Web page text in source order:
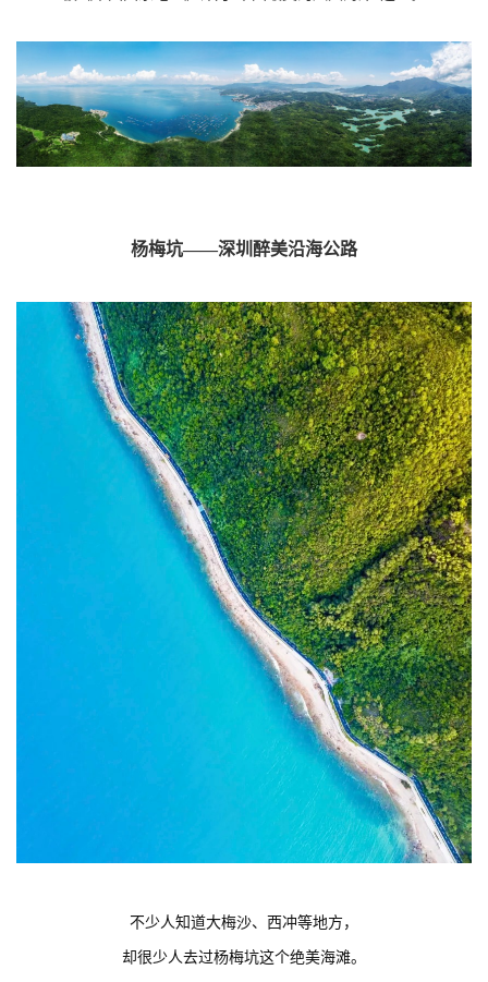
杨梅坑——深圳醉美沿海公路
不少人知道大梅沙、西冲等地方，
却很少人去过杨梅坑这个绝美海滩。